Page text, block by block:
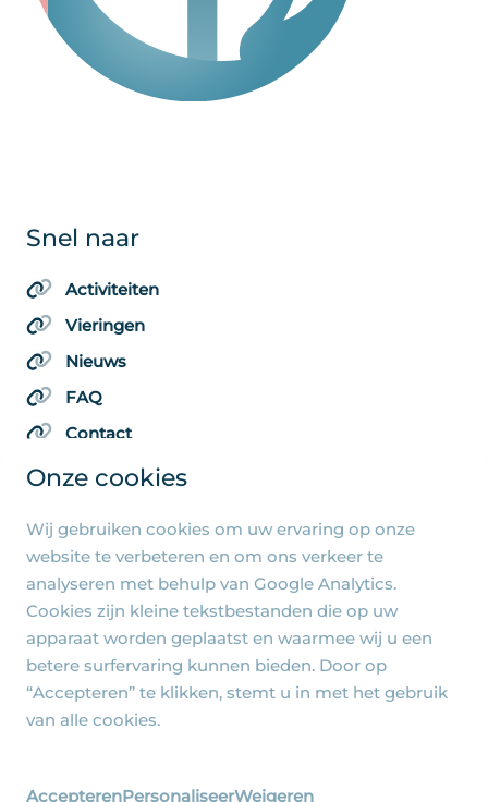
Onze cookies
Wij gebruiken cookies om uw ervaring op onze
website te verbeteren en om ons verkeer te
analyseren met behulp van Google Analytics.
Cookies zijn kleine tekstbestanden die op uw
apparaat worden geplaatst en waarmee wij u een
betere surfervaring kunnen bieden. Door op
“Accepteren” te klikken, stemt u in met het gebruik
van alle cookies.
AccepterenPersonaliseerWeigeren
Snel naar
Activiteiten
Vieringen
Nieuws
FAQ
Contact
Algemene pagina's
Privacy beleid
Cookie-instellingen
en Jozef - Ontwerp en realisatie